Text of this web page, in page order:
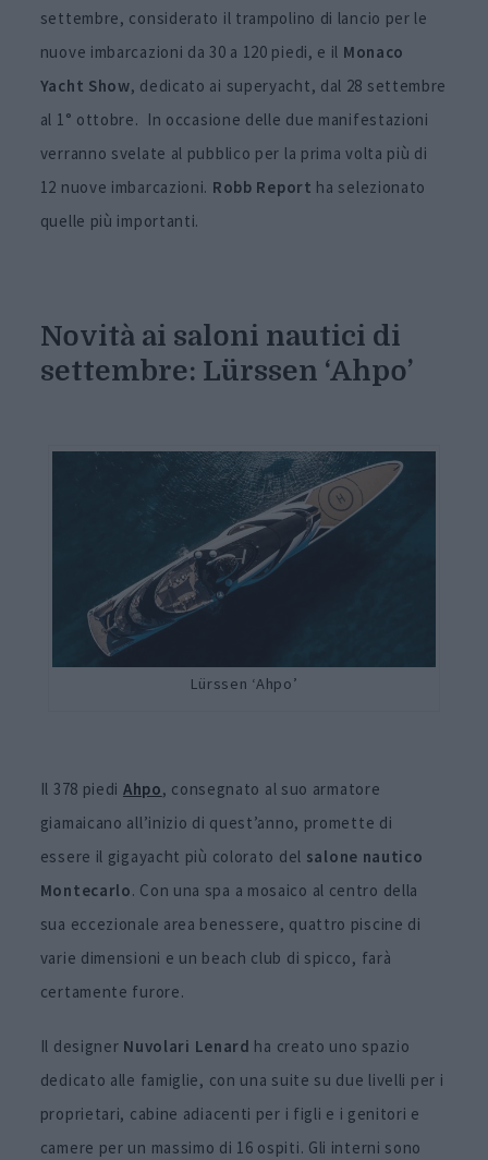
settembre, considerato il trampolino di lancio per le
nuove imbarcazioni da 30 a 120 piedi, e il Monaco
Yacht Show, dedicato ai superyacht, dal 28 settembre
al 1° ottobre. In occasione delle due manifestazioni
verranno svelate al pubblico per la prima volta più di
12 nuove imbarcazioni. Robb Report ha selezionato
quelle più importanti.
Novità ai saloni nautici di
settembre: Lürssen ‘Ahpo’
Lürssen ‘Ahpo’
Il 378 piedi Ahpo, consegnato al suo armatore
giamaicano all’inizio di quest’anno, promette di
essere il gigayacht più colorato del salone nautico
Montecarlo. Con una spa a mosaico al centro della
sua eccezionale area benessere, quattro piscine di
varie dimensioni e un beach club di spicco, farà
certamente furore.
Il designer Nuvolari Lenard ha creato uno spazio
dedicato alle famiglie, con una suite su due livelli per i
proprietari, cabine adiacenti per i figli e i genitori e
camere per un massimo di 16 ospiti. Gli interni sono